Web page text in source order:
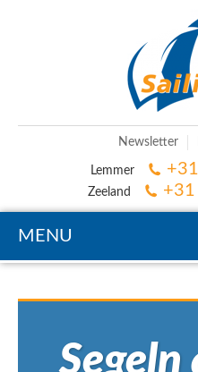
Newsletter
Lemmer
Zeeland
MENU
Segeln